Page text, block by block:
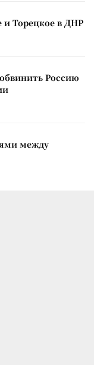
и Торецкое в ДНР
Россию
между